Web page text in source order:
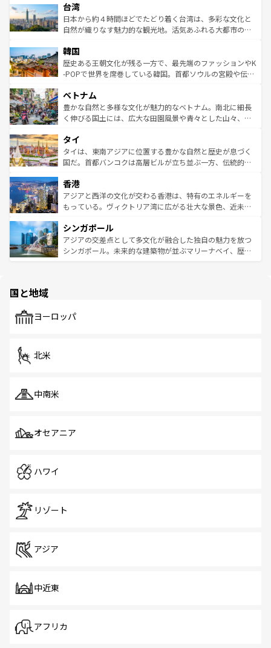
ならではの贅沢な旅のスタイルだ。 なお、新着のアメリカ
情報はコンテンツ一覧を参照してほしい。
れるおもてなしの心で訪れる人々を迎えてくれるハワイの
人々、おいしいローカルフードやハワイアンミュージッ
ク、伝統的なフラダンスなど、すべてがハワイの魅力を彩
ワイを、存分に味わってほしい。 なお、新着のハワイ情報
はコンテンツ一覧を参照してほしい。
リアリーフや大陸中央部にそびえるウルル（エアーズロッ
ク）、タスマニアの美しい原生林やケアンズの熱帯雨林な
ど、見どころがたくさん。また、カフェやワイン、オージ
いる。アクティビティも充実しており、サーフィンやダイ
ビング、ハイキングなど、アウトドア好きにはたまらな
い。オーストラリアの多彩な魅力を存分に味わいつくそ
参照してほしい。
台湾
日本から約４時間ほどでたどり着く台湾は、多彩な文化と
自然が織りなす魅力的な観光地。活気あふれる大都市の台
ン）、静ひつな山岳地帯である台湾東部など、都市の喧騒
と山間の静けさが共存しており、訪れる人に新しい発見と
驚きをもたらしてくれる。また、奥深い台湾の食文化も魅
容にもいいと評判のスイーツなど、バラエティ豊かな料理
が味わえる。 なお、新着の台湾情報は コンテンツ一覧を参
照してほしい。
韓国
歴史ある王朝文化が残る一方で、最先端のファッションやK
-POPで世界を席巻している韓国。首都ソウルの宮殿や伝統
き、地方に足を延ばせば四季折々の自然美を楽しむことが
できる。そして、キムチや焼肉、絶品のストリートフード
まで、さまざまな韓国料理が待っている。夜には、韓国な
リティに包まれながら、韓国の多彩な魅力を心ゆくまで味
わってみてほしい。 なお、新着の韓国情報はコンテンツ一
覧を参照してほしい。
ベトナム
豊かな自然と多様な文化が魅力的なベトナム。南北に細長
く伸びる国土には、広大な田園風景や青々とした山々、世
急速な発展と共に伝統が息づく。ハノイの古い町並みやホ
ーチミン市のフランス統治時代の建物も、独特の雰囲気を
醸し出している。また、バラエティの豊かさとおいしさで
とつ。フォーやバインミー、ベトナムコーヒーなどは、ぜ
ひ現地で味わいたい。どの地域を訪れてもあたたかい人々
が旅行者を迎えてくれるので、きっと忘れられない旅にな
参照してほしい。
タイ
タイは、東南アジアに位置する豊かな自然と歴史が息づく
国だ。首都バンコクは高層ビルが立ち並ぶ一方、伝統的な
の活気が交差している。北部ではチェンマイなどの山岳地
帯で自然と触れ合い、南部ではプーケットやクラビの美し
いビーチでリゾート気分を楽しむことができる。タイ料理
激する。気候は一年中温暖で、どの季節にも異なる楽しみ
が待っている。親しみやすいタイの人々、仏教を中心とし
た文化、そして多様な観光資源が、訪れる旅人を魅了し続
香港
アジアと西洋の文化が交わる香港は、特有のエネルギーを
もっている。ヴィクトリア湾に広がる壮大な景色、近未来
み、どこを訪れても感動するはず。観光スポットが密集し
ており、効率よく見どころを回れるのも魅力。息をのむよ
うな絶景から文化的な体験まで、香港を存分に楽しみ尽く
シンガポール
アジアの交差点として多文化が融合した独自の魅力を放つ
シンガポール。未来的な建築物が並ぶマリーナベイ、歴史
で、ホーカーズは地元の風情を楽しめる外せないスポット
国と地域
ヨーロッパ
北米
中南米
オセアニア
ハワイ
リゾート
アジア
中近東
アフリカ